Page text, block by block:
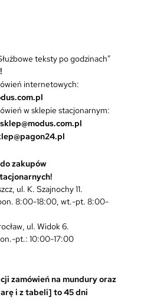
teksty po godzinach”
internetowych:
w sklepie stacjonarnym:
sklep@modus.com.pl
zakupów
ul. K. Szajnochy 11.
8:00-18:00, wt.-pt. 8:00-
ul. Widok 6.
pt.: 10:00-17:00
zamówień na mundury oraz
i z tabeli] to 45 dni